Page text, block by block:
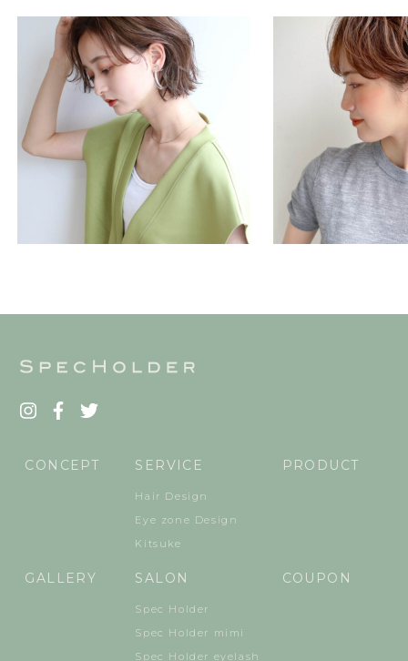
CONCEPT SERVICE
Hair Design
Eye zone Design
Kitsuke
PRODUCT
GALLERY SALON
Spec Holder
Spec Holder mimi
Spec Holder eyelash
COUPON